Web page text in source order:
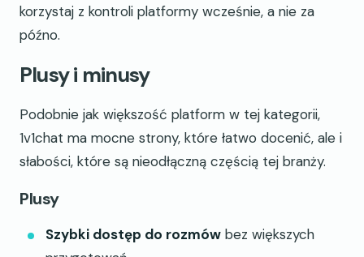
korzystaj z kontroli platformy wcześnie, a nie za
późno.
Plusy i minusy
Podobnie jak większość platform w tej kategorii,
1v1chat ma mocne strony, które łatwo docenić, ale i
słabości, które są nieodłączną częścią tej branży.
Plusy
Szybki dostęp do rozmów bez większych